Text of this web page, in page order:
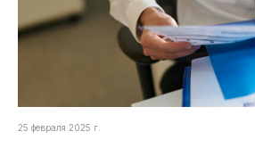
25 февраля 2025 г.